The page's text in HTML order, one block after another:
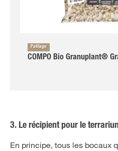
Paillage
COMPO Bio Granuplant®
3. Le récipient pour le
En principe, tous les bocaux